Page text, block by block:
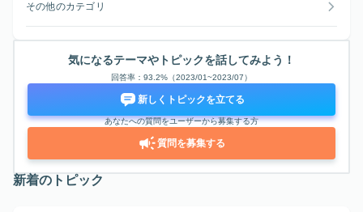
その他のカテゴリ
気になるテーマやトピックを話してみよう！
回答率：93.2%（2023/01~2023/07）
新しくトピックを立てる
あなたへの質問をユーザーから募集する方
質問を募集する
新着のトピック